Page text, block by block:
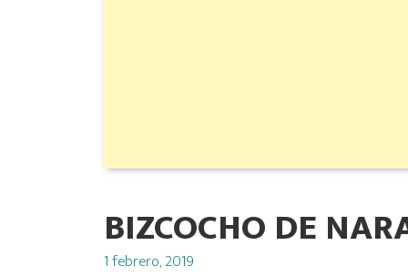
BIZCOCHO DE
Posted
1 febrero, 2019